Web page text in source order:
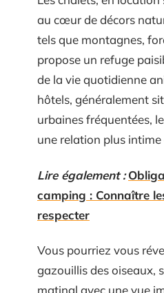
au cœur de décors
tels que montagnes,
propose un refuge
de la vie quotidienne
hôtels, généralement
urbaines fréquentées,
une relation plus
Lire également :
camping : Connaître
respecter
Vous pourriez vous
gazouillis des oiseaux,
matinal avec une vue